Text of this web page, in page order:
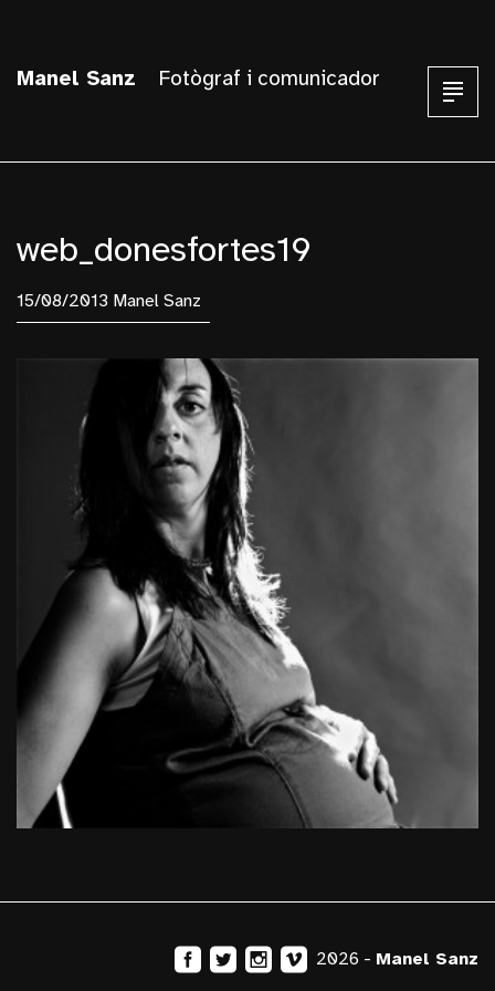
Manel Sanz Fotògraf i comunicador
web_donesfortes19
15/08/2013 Manel Sanz
2026 - Manel Sanz